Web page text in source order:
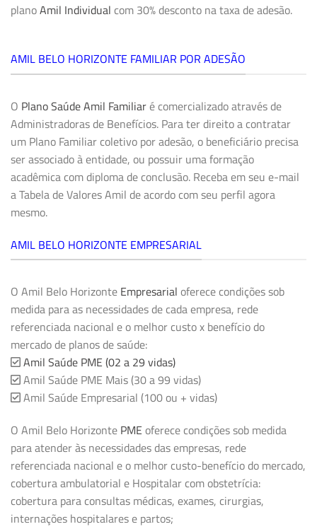
planoAmil Individual com 30% desconto na taxa de adesão.
AMIL BELO HORIZONTE FAMILIAR POR ADESÃO
O Plano Saúde Amil Familiaré comercializado através de
Administradoras de Benefícios. Para ter direito a contratar
um Plano Familiar coletivo por adesão, o beneficiário precisa
ser associado à entidade, ou possuir uma formação
acadêmica com diploma de conclusão. Receba em seu e-mail
a Tabela de Valores Amil de acordo com seu perfil agora
mesmo.
AMIL BELO HORIZONTE EMPRESARIAL
O Amil Belo Horizonte Empresarial oferece condições sob
medida para as necessidades de cada empresa, rede
referenciada nacional e o melhor custo x benefício do
mercado de planos de saúde:
Amil Saúde PME (02 a 29 vidas)
Amil Saúde PME Mais (30 a 99 vidas)
Amil Saúde Empresarial (100 ou + vidas)
O Amil Belo Horizonte PME oferece condições sob medida
para atender às necessidades das empresas, rede
referenciada nacional e o melhor custo-benefício do mercado,
cobertura ambulatorial e Hospitalar com obstetrícia:
cobertura para consultas médicas, exames, cirurgias,
internações hospitalares e partos;